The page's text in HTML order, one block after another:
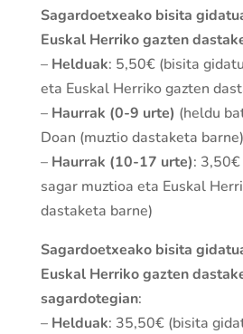
Sagardoetxeako bisita
Euskal Herriko gazten
– Helduak: 5,50€ (bisita
eta Euskal Herriko gazten
– Haurrak (0-9 urte) (heldu
Doan (muztio dastaketa barne)
– Haurrak (10-17 urte):
sagar muztioa eta Euskal
dastaketa barne)
Sagardoetxeako bisita
Euskal Herriko gazten
sagardotegian:
– Helduak: 35,50€ (bisita